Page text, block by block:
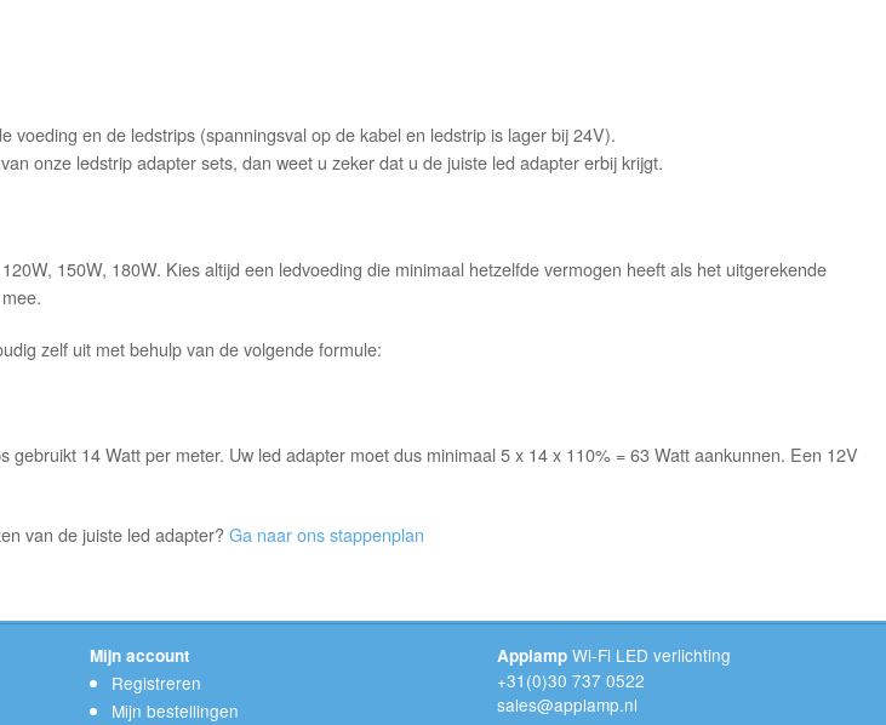
en de ledstrips (spanningsval op de kabel en ledstrip is lager bij 24V).
onze ledstrip adapter sets, dan weet u zeker dat u de juiste led adapter erbij krijgt.
150W, 180W. Kies altijd een ledvoeding die minimaal hetzelfde vermogen heeft als het uitgerekende
zelf uit met behulp van de volgende formule:
14 Watt per meter. Uw led adapter moet dus minimaal 5 x 14 x 110% = 63 Watt aankunnen. Een 12V
van de juiste led adapter? Ga naar ons stappenplan
Mijn account
Registreren
Mijn bestellingen
Applamp Wi-Fi LED verlichting
+31(0)30 737 0522
sales@applamp.nl